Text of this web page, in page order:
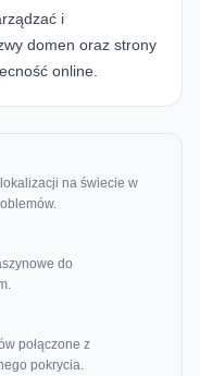
i
domen oraz strony
online.
na świecie w
do
połączone z
pokrycia.